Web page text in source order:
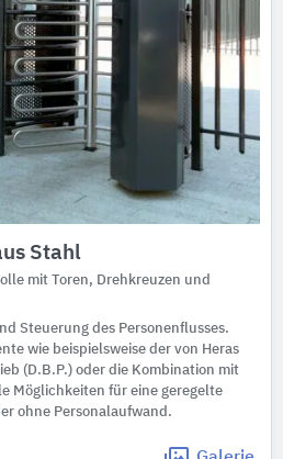
Stahl
mit Toren, Drehkreuzen und
Steuerung des Personenflusses.
wie beispielsweise der von Heras
(D.B.P.) oder die Kombination mit
Möglichkeiten für eine geregelte
ohne Personalaufwand.